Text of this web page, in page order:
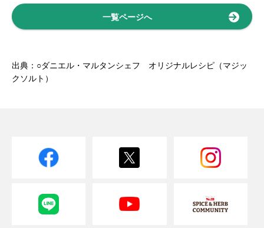
一覧ページへ
出典：○ダニエル・マルタンシェフ オリジナルレシピ（マジッ
クソルト）